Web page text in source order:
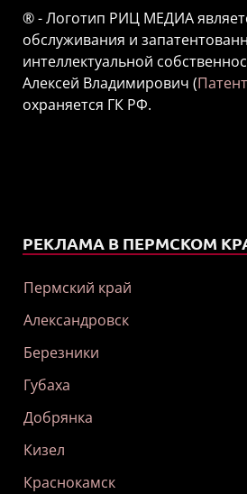
® - Логотип РИЦ МЕДИА
обслуживания и
интеллектуальной
Алексей Владимирович (
охраняется ГК РФ.
РЕКЛАМА В ПЕРМСКОМ
Пермский край
Александровск
Березники
Губаха
Добрянка
Кизел
Краснокамск